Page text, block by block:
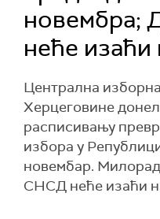
новембра;
неће изаћи
Централна
Херцеговине
расписивању
избора у
новембар.
СНСД неће изаћи